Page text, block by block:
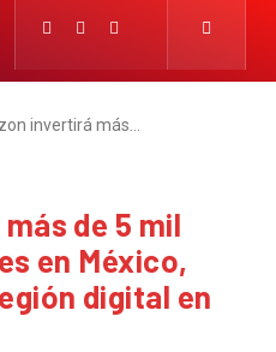
invertirá más…
de 5 mil
en México,
digital en